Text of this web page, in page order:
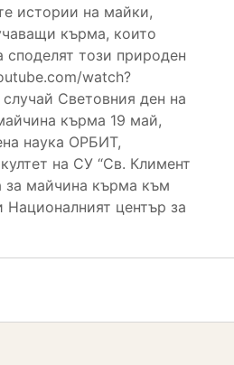
истории на майки,
кърма, които
споделят този природен
watch?
Световния ден на
кърма 19 май,
наука ОРБИТ,
на СУ “Св. Климент
за майчина кърма към
център за